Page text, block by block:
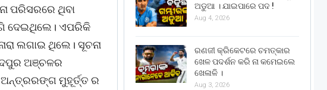
ପରିସରରେ ଥିବା
ଦେଇଥିଲେ। ଏପରିକି
ଲଗାଇ ଥିଲେ। ସୂଚନା
ଅଞ୍ଚଳର
ମୁହୂର୍ତ୍ତ ର
ଅଡୁଆ । ଯାଇପାରେ ପଦ !
Aug 4, 2026
ରଣଜୀ କ୍ରିକେଟରେ ଚମତ୍କାର
ଖେଳ ପଦର୍ଶନ କରି ନା କମେଇଲେ
ଖେଳାଳି ।
Aug 3, 2026